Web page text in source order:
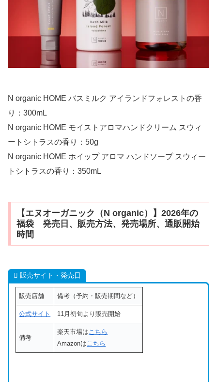
N organic HOME バスミルク アイランドフォレストの香
り：300mL
N organic HOME モイストアロマハンドクリーム スウィ
ートシトラスの香り：50g
N organic HOME ホイップ アロマ ハンドソープ スウィー
トシトラスの香り：350mL
【エヌオーガニック（N organic）】2026年の
福袋 発売日、販売方法、発売場所、通販開始
時間
販売サイト・発売日
販売店舗 備考（予約・販売期間など）
公式サイト 11月初旬より販売開始
備考
楽天市場は こちら
Amazonは こちら